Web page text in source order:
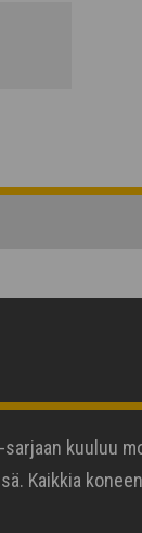
sarjaan kuuluu
Kaikkia